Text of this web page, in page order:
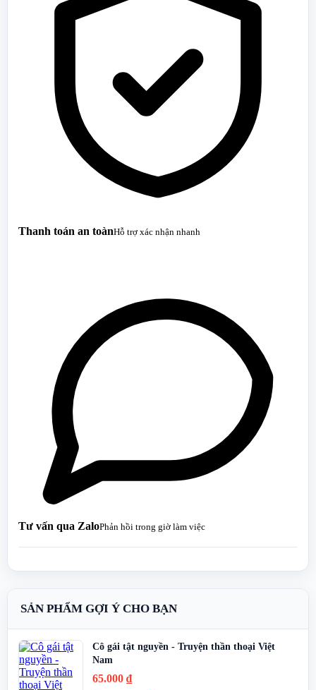
Thanh toán an toànHỗ trợ xác nhận nhanh
Tư vấn qua ZaloPhản hồi trong giờ làm việc
SẢN PHẨM GỢI Ý CHO BẠN
Cô gái tật nguyền - Truyện thần thoại Việt
Nam
65.000 ₫